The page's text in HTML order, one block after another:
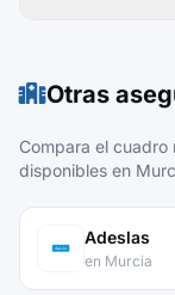
Otras
Compara el
disponibles en
Adeslas
en Murcia